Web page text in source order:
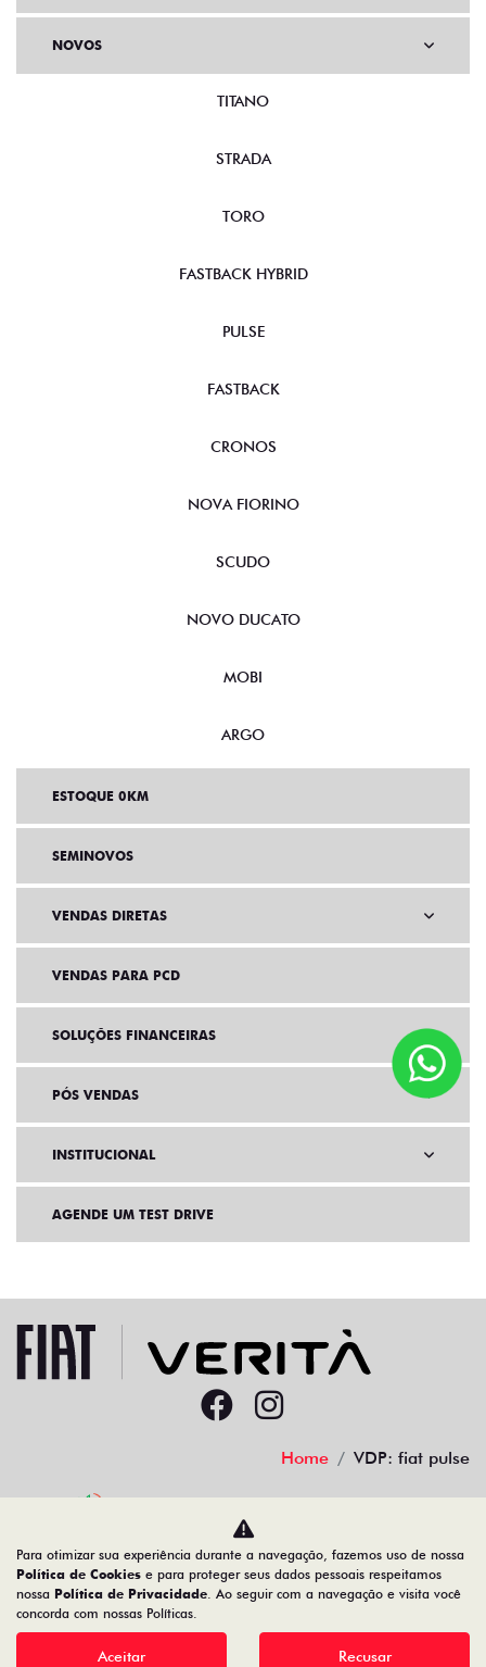
NOVOS
TITANO
STRADA
TORO
FASTBACK HYBRID
PULSE
FASTBACK
CRONOS
NOVA FIORINO
SCUDO
NOVO DUCATO
MOBI
ARGO
ESTOQUE 0KM
SEMINOVOS
VENDAS DIRETAS
VENDAS PARA PCD
SOLUÇÕES FINANCEIRAS
PÓS VENDAS
INSTITUCIONAL
AGENDE UM TEST DRIVE
Home VDP: fiat pulse
Desacelere. Seu bem maior é a vida.
Para otimizar sua experiência durante a navegação, fazemos uso de nossa
Política de Cookies e para proteger seus dados pessoais respeitamos
nossa Política de Privacidade. Ao seguir com a navegação e visita você
concorda com nossas Políticas.
Aceitar Recusar